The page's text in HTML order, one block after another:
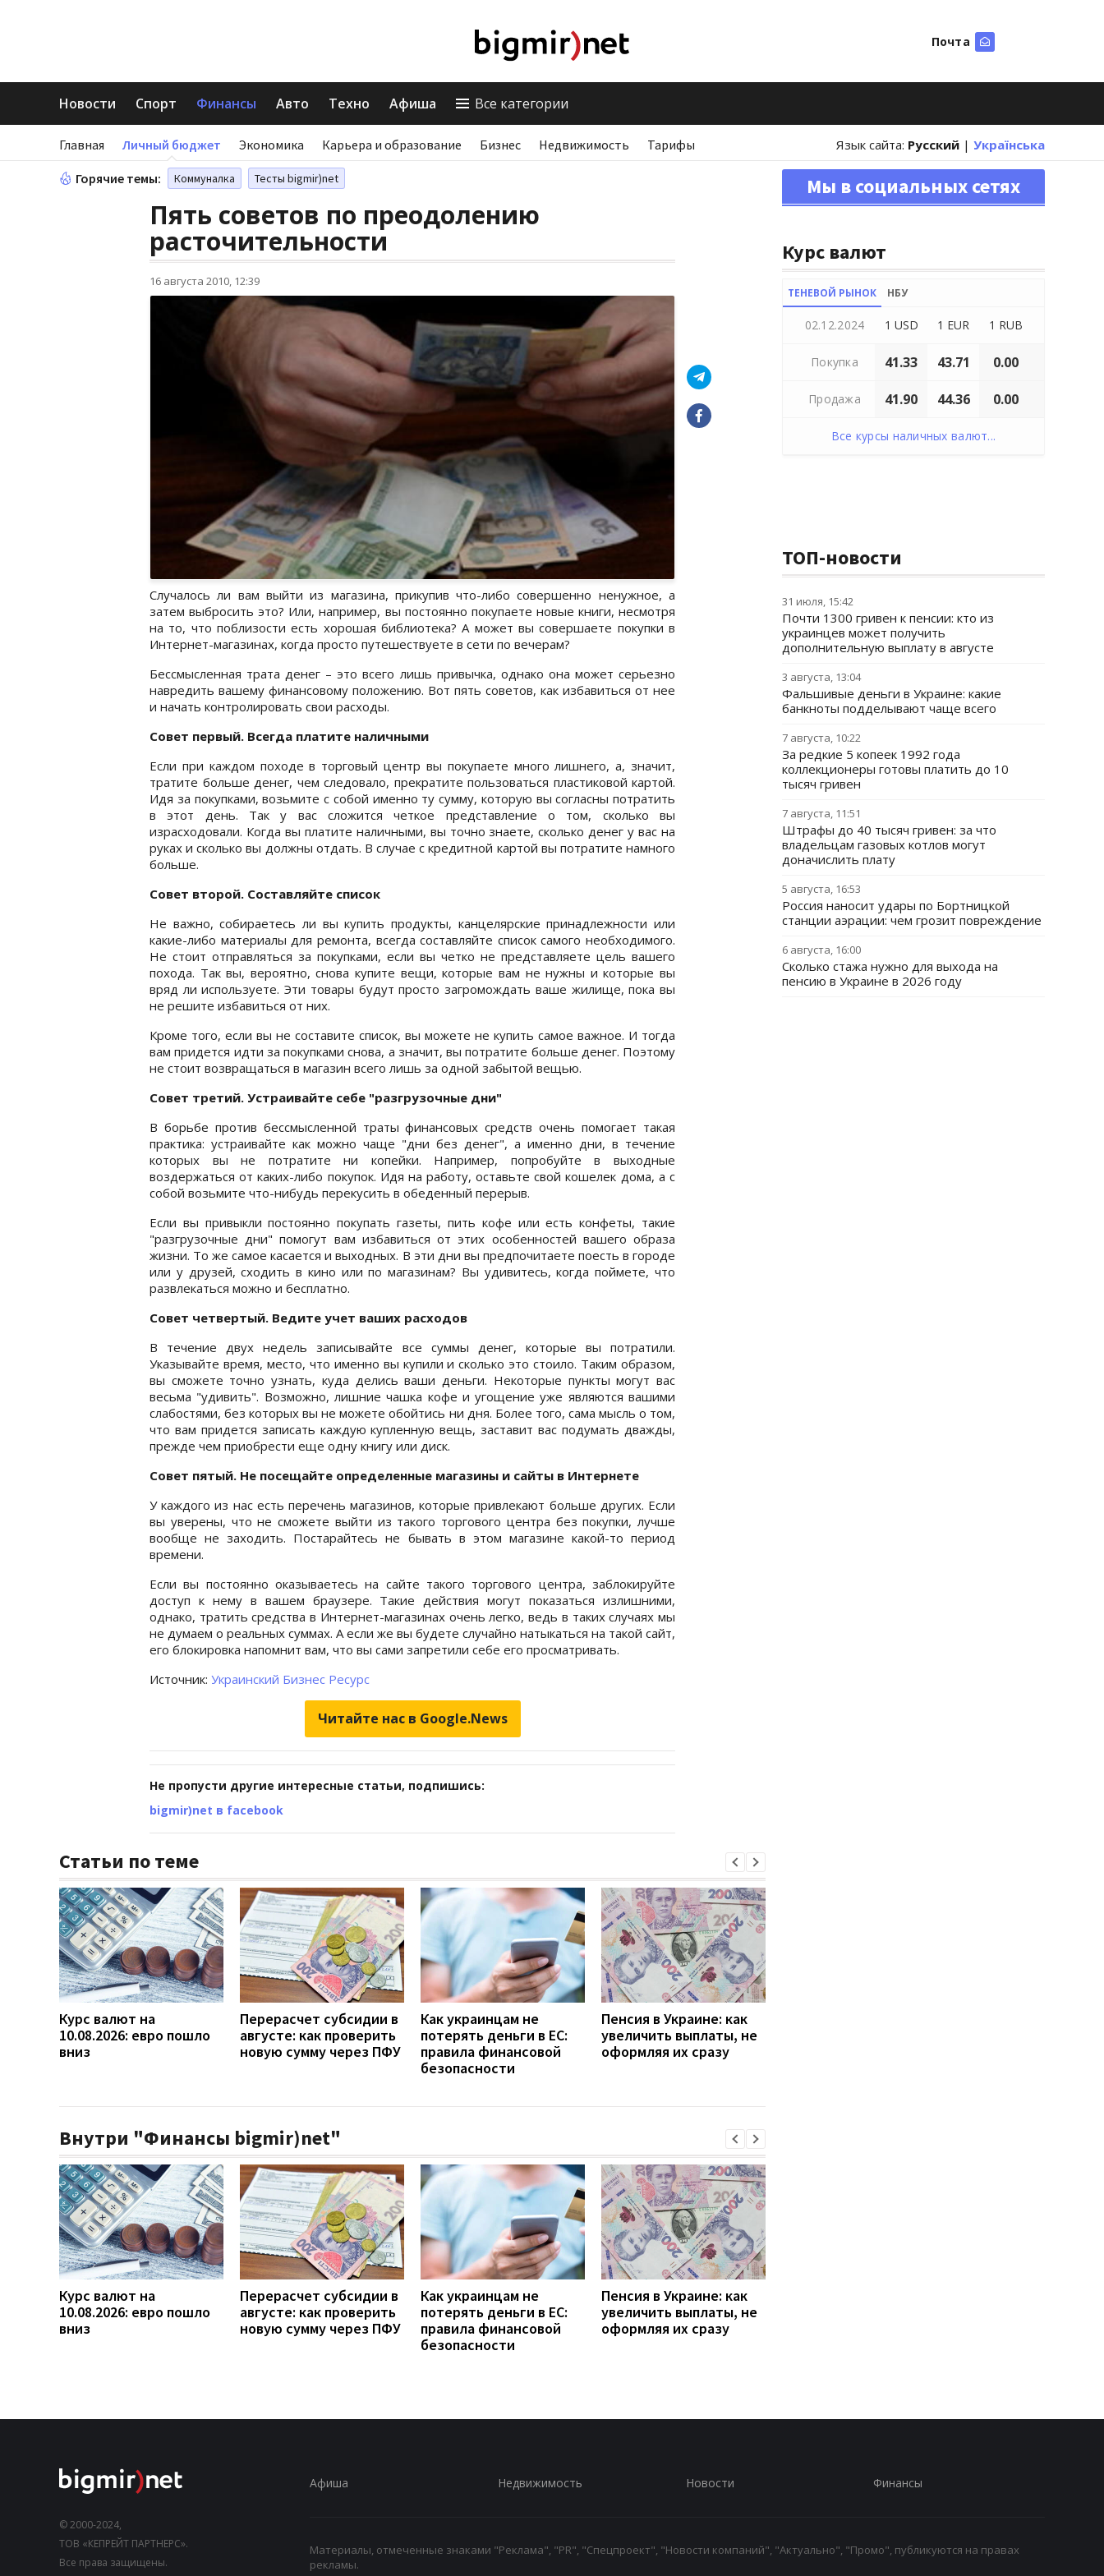
Почта
Новости Спорт Финансы Авто Техно Афиша Все категории
Главная Личный бюджет Экономика Карьера и образование Бизнес Недвижимость Тарифы Язык сайта: Русский | Українська
Горячие темы: Коммуналка Тесты bigmir)net
Пять советов по преодолению
расточительности
16 августа 2010, 12:39
Случалось ли вам выйти из магазина, прикупив что-либо совершенно ненужное, а
затем выбросить это? Или, например, вы постоянно покупаете новые книги, несмотря
на то, что поблизости есть хорошая библиотека? А может вы совершаете покупки в
Интернет-магазинах, когда просто путешествуете в сети по вечерам?
Бессмысленная трата денег – это всего лишь привычка, однако она может серьезно
навредить вашему финансовому положению. Вот пять советов, как избавиться от нее
и начать контролировать свои расходы.
Совет первый. Всегда платите наличными
Если при каждом походе в торговый центр вы покупаете много лишнего, а, значит,
тратите больше денег, чем следовало, прекратите пользоваться пластиковой картой.
Идя за покупками, возьмите с собой именно ту сумму, которую вы согласны потратить
в этот день. Так у вас сложится четкое представление о том, сколько вы
израсходовали. Когда вы платите наличными, вы точно знаете, сколько денег у вас на
руках и сколько вы должны отдать. В случае с кредитной картой вы потратите намного
больше.
Совет второй. Составляйте список
Не важно, собираетесь ли вы купить продукты, канцелярские принадлежности или
какие-либо материалы для ремонта, всегда составляйте список самого необходимого.
Не стоит отправляться за покупками, если вы четко не представляете цель вашего
похода. Так вы, вероятно, снова купите вещи, которые вам не нужны и которые вы
вряд ли используете. Эти товары будут просто загромождать ваше жилище, пока вы
не решите избавиться от них.
Кроме того, если вы не составите список, вы можете не купить самое важное. И тогда
вам придется идти за покупками снова, а значит, вы потратите больше денег. Поэтому
не стоит возвращаться в магазин всего лишь за одной забытой вещью.
Совет третий. Устраивайте себе "разгрузочные дни"
В борьбе против бессмысленной траты финансовых средств очень помогает такая
практика: устраивайте как можно чаще "дни без денег", а именно дни, в течение
которых вы не потратите ни копейки. Например, попробуйте в выходные
воздержаться от каких-либо покупок. Идя на работу, оставьте свой кошелек дома, а c
собой возьмите что-нибудь перекусить в обеденный перерыв.
Если вы привыкли постоянно покупать газеты, пить кофе или есть конфеты, такие
"разгрузочные дни" помогут вам избавиться от этих особенностей вашего образа
жизни. То же самое касается и выходных. В эти дни вы предпочитаете поесть в городе
или у друзей, сходить в кино или по магазинам? Вы удивитесь, когда поймете, что
развлекаться можно и бесплатно.
Совет четвертый. Ведите учет ваших расходов
В течение двух недель записывайте все суммы денег, которые вы потратили.
Указывайте время, место, что именно вы купили и сколько это стоило. Таким образом,
вы сможете точно узнать, куда делись ваши деньги. Некоторые пункты могут вас
весьма "удивить". Возможно, лишние чашка кофе и угощение уже являются вашими
слабостями, без которых вы не можете обойтись ни дня. Более того, сама мысль о том,
что вам придется записать каждую купленную вещь, заставит вас подумать дважды,
прежде чем приобрести еще одну книгу или диск.
Совет пятый. Не посещайте определенные магазины и сайты в Интернете
У каждого из нас есть перечень магазинов, которые привлекают больше других. Если
вы уверены, что не сможете выйти из такого торгового центра без покупки, лучше
вообще не заходить. Постарайтесь не бывать в этом магазине какой-то период
времени.
Если вы постоянно оказываетесь на сайте такого торгового центра, заблокируйте
доступ к нему в вашем браузере. Такие действия могут показаться излишними,
однако, тратить средства в Интернет-магазинах очень легко, ведь в таких случаях мы
не думаем о реальных суммах. А если же вы будете случайно натыкаться на такой сайт,
его блокировка напомнит вам, что вы сами запретили себе его просматривать.
Источник: Украинский Бизнес Ресурс
Читайте нас в Google.News
Не пропусти другие интересные статьи, подпишись:
bigmir)net в facebook
Статьи по теме
Курс валют на
10.08.2026: евро пошло
вниз
Перерасчет субсидии в
августе: как проверить
новую сумму через ПФУ
Как украинцам не
потерять деньги в ЕС:
правила финансовой
безопасности
Пенсия в Украине: как
увеличить выплаты, не
оформляя их сразу
Внутри "Финансы bigmir)net"
Курс валют на
10.08.2026: евро пошло
вниз
Перерасчет субсидии в
августе: как проверить
новую сумму через ПФУ
Как украинцам не
потерять деньги в ЕС:
правила финансовой
безопасности
Пенсия в Украине: как
увеличить выплаты, не
оформляя их сразу
Мы в социальных сетях
Курс валют
ТЕНЕВОЙ РЫНОК НБУ
02.12.2024 1 USD 1 EUR 1 RUB
Покупка 41.33 43.71 0.00
Продажа 41.90 44.36 0.00
Все курсы наличных валют...
ТОП-новости
31 июля, 15:42
Почти 1300 гривен к пенсии: кто из
украинцев может получить
дополнительную выплату в августе
3 августа, 13:04
Фальшивые деньги в Украине: какие
банкноты подделывают чаще всего
7 августа, 10:22
За редкие 5 копеек 1992 года
коллекционеры готовы платить до 10
тысяч гривен
7 августа, 11:51
Штрафы до 40 тысяч гривен: за что
владельцам газовых котлов могут
доначислить плату
5 августа, 16:53
Россия наносит удары по Бортницкой
станции аэрации: чем грозит повреждение
6 августа, 16:00
Сколько стажа нужно для выхода на
пенсию в Украине в 2026 году
© 2000-2024,
ТОВ «КЕПРЕЙТ ПАРТНЕРС».
Все права защищены.
Афиша Недвижимость Новости Финансы
Материалы, отмеченные знаками "Реклама", "PR", "Спецпроект", "Новости компаний", "Актуально", "Промо", публикуются на правах
рекламы.